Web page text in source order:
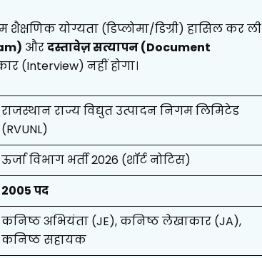
शैक्षणिक योग्यता (डिप्लोमा/डिग्री) हासिल कर ली
औरदस्तावेज़ सत्यापन (Document
(Interview) नहीं होगा।
राजस्थान राज्य विद्युत उत्पादन निगम लिमिटेड
(RVUNL)
ऊर्जा विभाग भर्ती 2026 (शॉर्ट नोटिस)
2005 पद
कनिष्ठ अभियंता (JE), कनिष्ठ लेखाकार (JA),
कनिष्ठ सहायक